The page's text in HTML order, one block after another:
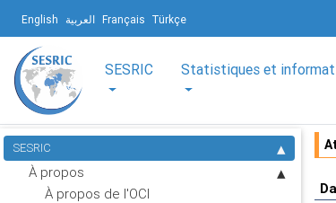
English العربية Français Türkçe
SESRIC Statistiques et
SESRIC
À propos
À propos de l'OCI